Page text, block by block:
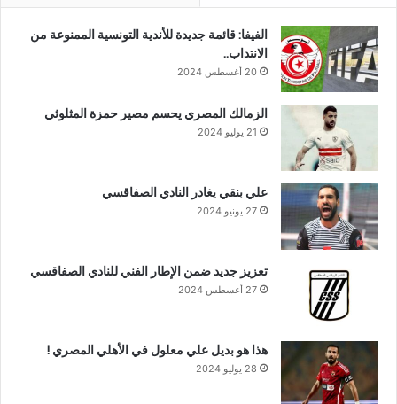
الفيفا: قائمة جديدة للأندية التونسية الممنوعة من
الانتداب..
20 أغسطس 2024
الزمالك المصري يحسم مصير حمزة المثلوثي
21 يوليو 2024
علي بنقي يغادر النادي الصفاقسي
27 يونيو 2024
تعزيز جديد ضمن الإطار الفني للنادي الصفاقسي
27 أغسطس 2024
هذا هو بديل علي معلول في الأهلي المصري !
28 يوليو 2024